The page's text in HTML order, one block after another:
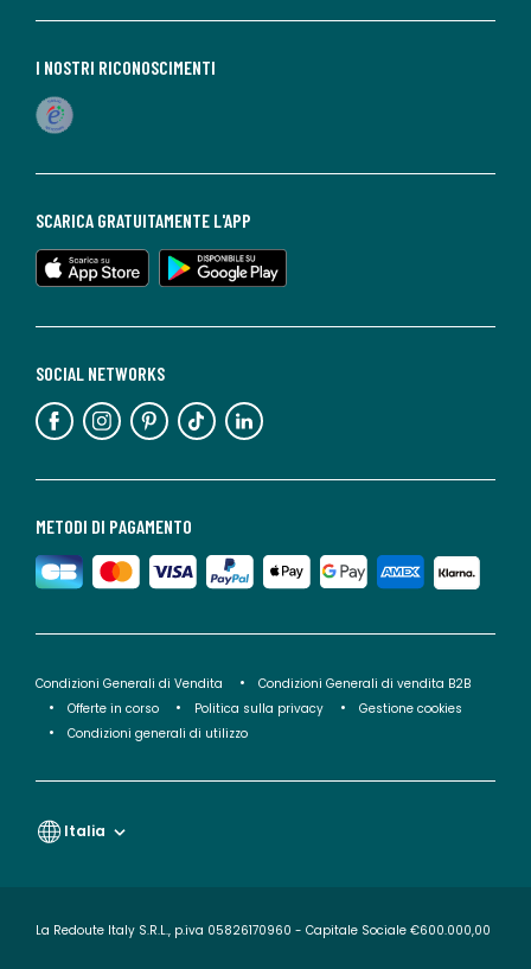
METODI DI PAGAMENTO
SOCIAL NETWORKS
SCARICA GRATUITAMENTE L'APP
I NOSTRI RICONOSCIMENTI
Condizioni Generali di Vendita
Condizioni Generali di vendita B2B
Offerte in corso
Politica sulla privacy
Gestione cookies
Condizioni generali di utilizzo
Italia
La Redoute Italy S.R.L., p.iva 05826170960 - Capitale Sociale €600.000,00